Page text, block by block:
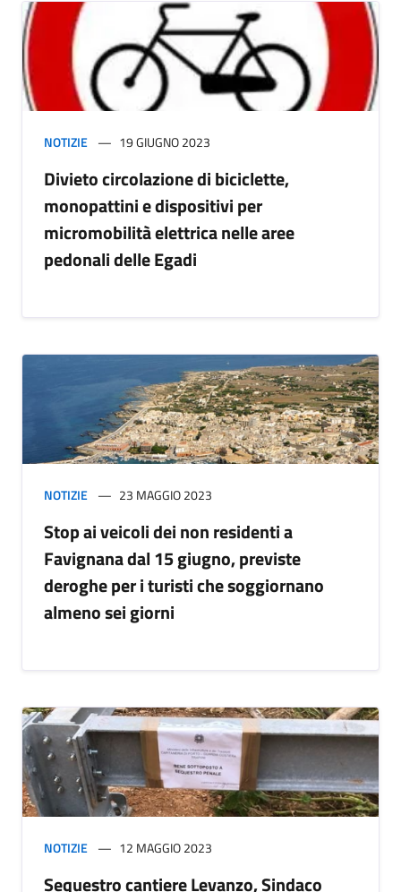
NOTIZIE 19 GIUGNO 2023
Divieto circolazione di biciclette,
monopattini e dispositivi per
micromobilità elettrica nelle aree
pedonali delle Egadi
NOTIZIE 23 MAGGIO 2023
Stop ai veicoli dei non residenti a
Favignana dal 15 giugno, previste
deroghe per i turisti che soggiornano
almeno sei giorni
NOTIZIE 12 MAGGIO 2023
Sequestro cantiere Levanzo, Sindaco